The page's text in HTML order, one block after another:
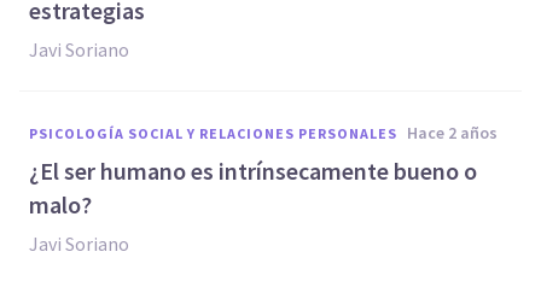
estrategias
Javi Soriano
PSICOLOGÍA SOCIAL Y RELACIONES PERSONALES hace 2 años
¿El ser humano es intrínsecamente bueno o
malo?
Javi Soriano